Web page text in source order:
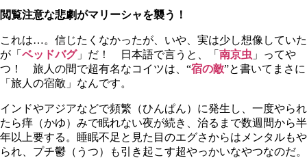
閲覧注意な悲劇がマリーシャを襲う！
これは…。信じたくなかったが、いや、実は少し想像していた
が「 ベッドバグ」だ！ 日本語で言うと、「 南京虫 」ってや
つ！ 旅人の間で超有名なコイツは、“宿の敵”と書いてまさに
「旅人の宿敵」なんです。
インドやアジアなどで頻繁（ひんぱん）に発生し、一度やられ
たら痒（かゆ）みで眠れない夜が続き、治るまで数週間から半
年以上要する。睡眠不足と見た目のエグさからはメンタルもや
られ、プチ鬱（うつ）も引き起こす超やっかいなやつなのだ。